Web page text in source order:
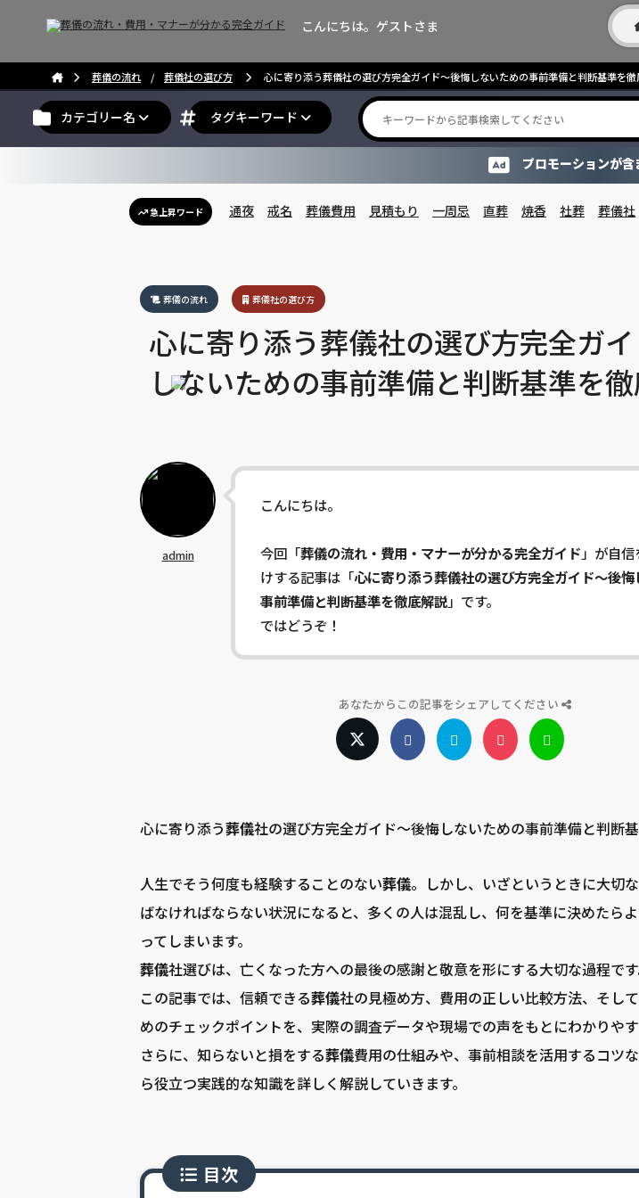
こんにちは。ゲストさま
葬儀の流れ/ 葬儀社の選び方 心に寄り添う葬儀社の選び方完全ガイド～後悔しないための事前準備と判断基準を徹
カテゴリー名 タグキーワード
プロモーションが含
急上昇ワード 通夜 戒名 葬儀費用 見積もり 一周忌 直葬 焼香 社葬 葬儀社
葬儀の流れ 葬儀社の選び方
心に寄り添う葬儀社の選び方完全ガ
しないための事前準備と判断基準を
admin
こんにちは。
今回「葬儀の流れ・費用・マナーが分かる完全ガイド 」が自
けする記事は「心に寄り添う葬儀社の選び方完全ガイド～後悔
事前準備と判断基準を徹底解説」です。
ではどうぞ！
あなたからこの記事をシェアしてください
心に寄り添う葬儀社の選び方完全ガイド～後悔しないための事前準備と判断
人生でそう何度も経験することのない葬儀。しかし、いざというときに大切
ばなければならない状況になると、多くの人は混乱し、何を基準に決めたら
ってしまいます。
葬儀社選びは、亡くなった方への最後の感謝と敬意を形にする大切な過程です
この記事では、信頼できる葬儀社の見極め方、費用の正しい比較方法、そし
めのチェックポイントを、実際の調査データや現場での声をもとにわかりやす
さらに、知らないと損をする葬儀費用の仕組みや、事前相談を活用するコツ
ら役立つ実践的な知識を詳しく解説していきます。
目次